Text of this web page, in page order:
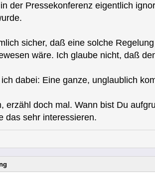
der Pressekonferenz eigentlich
sicher, daß eine solche
wäre. Ich glaube nicht, daß
dabei: Eine ganze, unglaublich
erzähl doch mal. Wann bist Du
das sehr interessieren.